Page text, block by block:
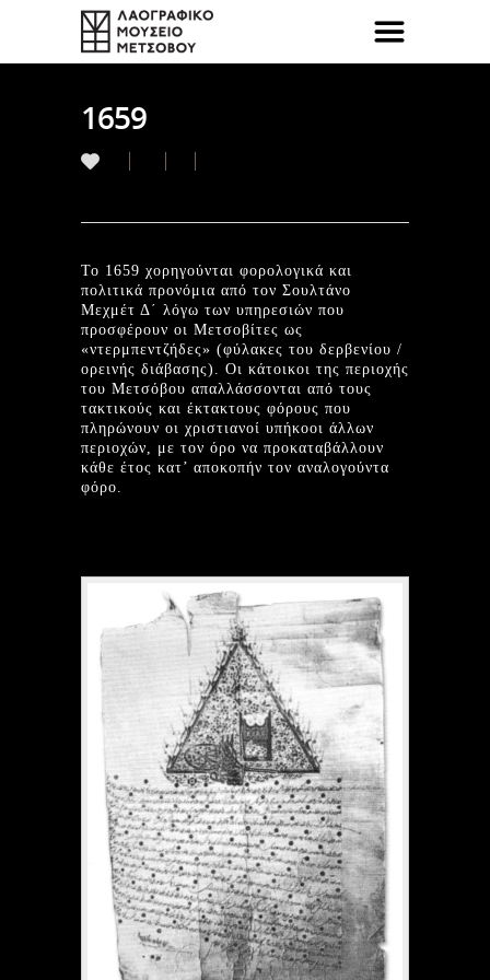
1659
Το 1659 χορηγούνται φορολογικά και
πολιτικά προνόμια από τον Σουλτάνο
Μεχμέτ Δ΄ λόγω των υπηρεσιών που
προσφέρουν οι Μετσοβίτες ως
«ντερμπεντζήδες» (φύλακες του δερβενίου /
ορεινής διάβασης). Οι κάτοικοι της περιοχής
του Μετσόβου απαλλάσσονται από τους
τακτικούς και έκτακτους φόρους που
πληρώνουν οι χριστιανοί υπήκοοι άλλων
περιοχών, με τον όρο να προκαταβάλλουν
κάθε έτος κατ’ αποκοπήν τον αναλογούντα
φόρο.